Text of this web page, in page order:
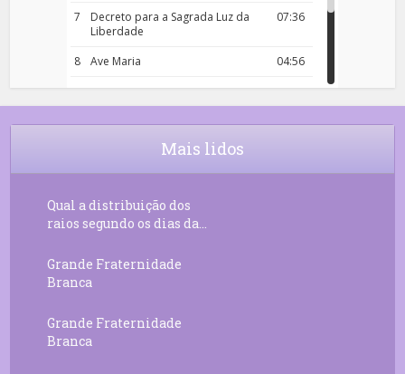
7
07:36
Decreto para a Sagrada Luz da
Liberdade
8
04:56
Ave Maria
9
18:00
Rosário da Criança
10
04:43
Decreto 50.03 – Diante da Vossa
Mais lidos
Qual a distribuição dos
raios segundo os dias da...
Grande Fraternidade
Branca
Grande Fraternidade
Branca